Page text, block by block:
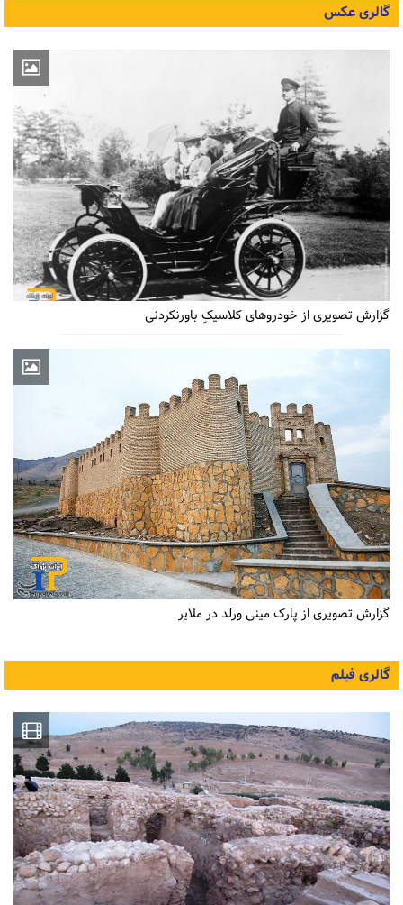
گالری عکس
گزارش تصویری از خودروهای کلاسیکِ باورنکردنی
گزارش تصویری از پارک مینی ورلد در ملایر
گالری فیلم